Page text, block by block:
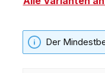
Der